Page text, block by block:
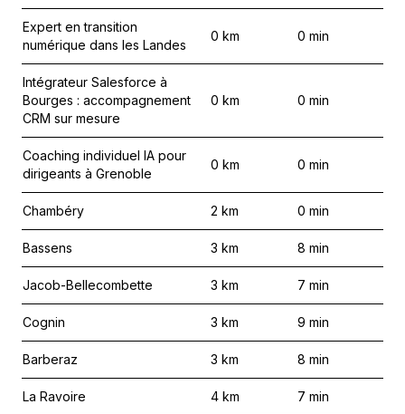
Expert en transition
numérique dans les Landes
0 km 0 min
Intégrateur Salesforce à
Bourges : accompagnement
CRM sur mesure
0 km 0 min
Coaching individuel IA pour
dirigeants à Grenoble
0 km 0 min
Chambéry 2 km 0 min
Bassens 3 km 8 min
Jacob-Bellecombette 3 km 7 min
Cognin 3 km 9 min
Barberaz 3 km 8 min
La Ravoire 4 km 7 min